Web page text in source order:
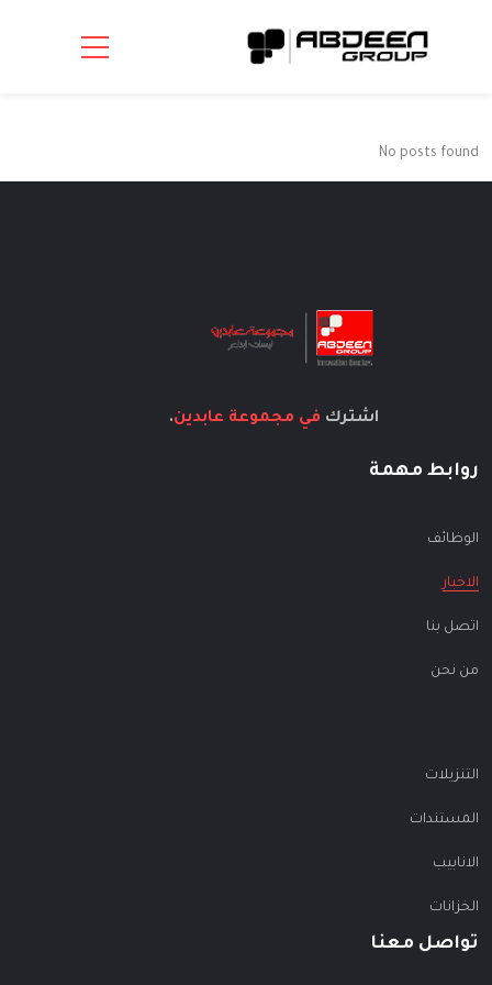
No posts found
اشترك في مجموعة عابدين.
روابط مهمة
الوظائف
الاخبار
اتصل بنا
من نحن
التنزيلات
المستندات
الانابيب
الخزانات
تواصل معنا